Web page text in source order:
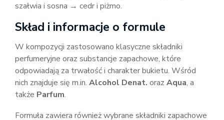
szałwia i sosna → cedr i piżmo.
Skład i informacje o formule
W kompozycji zastosowano klasyczne składniki
perfumeryjne oraz substancje zapachowe, które
odpowiadają za trwałość i charakter bukietu. Wśród
nich znajduje się m.in. Alcohol Denat. oraz Aqua, a
także Parfum.
Formuła zawiera również wybrane składniki zapachowe